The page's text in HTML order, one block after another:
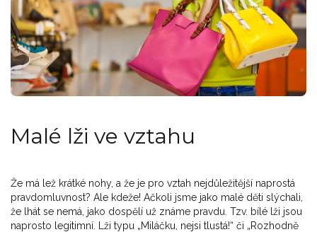
Malé lži ve vztahu
Že má lež krátké nohy, a že je pro vztah nejdůležitější naprostá
pravdomluvnost? Ale kdeže! Ačkoli jsme jako malé děti slýchali,
že lhát se nemá, jako dospělí už známe pravdu. Tzv. bílé lži jsou
naprosto legitimní. Lži typu „Miláčku, nejsi tlustá!“ či „Rozhodně